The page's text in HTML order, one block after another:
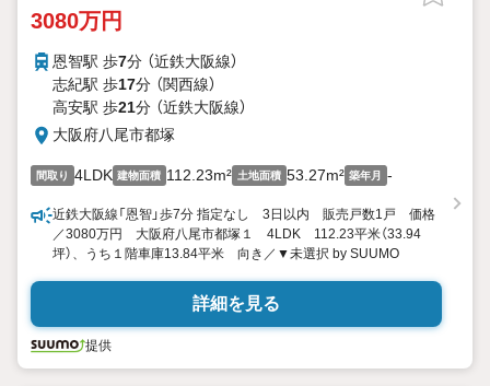
3080万円
恩智駅 歩7分 （近鉄大阪線）
志紀駅 歩17分 （関西線）
高安駅 歩21分 （近鉄大阪線）
大阪府八尾市都塚
間取り 4LDK 建物面積 112.23m² 土地面積 53.27m² 築年月 -
近鉄大阪線「恩智」歩7分 指定なし 3日以内 販売戸数1戸 価格
／3080万円 大阪府八尾市都塚１ 4LDK 112.23平米（33.94
坪）、うち１階車庫13.84平米 向き／▼未選択 by SUUMO
詳細を見る
提供